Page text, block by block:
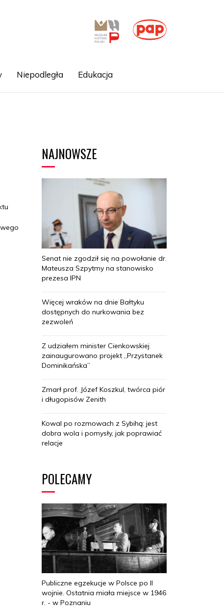
Niepodległa Edukacja
NAJNOWSZE
Senat nie zgodził się na powołanie dr.
Mateusza Szpytmy na stanowisko
prezesa IPN
Więcej wraków na dnie Bałtyku
dostępnych do nurkowania bez
zezwoleń
Z udziałem minister Cienkowskiej
zainaugurowano projekt „Przystanek
Dominikańska”
Zmarł prof. Józef Koszkul, twórca piór
i długopisów Zenith
Kowal po rozmowach z Sybihą: jest
dobra wola i pomysły, jak poprawiać
relacje
POLECAMY
Publiczne egzekucje w Polsce po II
wojnie. Ostatnia miała miejsce w 1946
r. - w Poznaniu